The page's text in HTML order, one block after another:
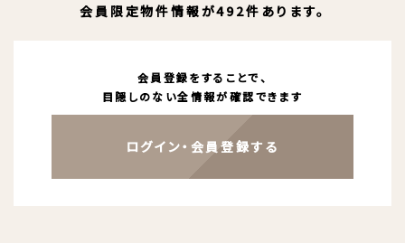
会員限定物件情報が492件あります。
会員登録をすることで、
目隠しのない全情報が確認できます
ログイン・会員登録する